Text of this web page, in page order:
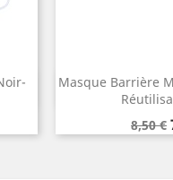
Masque Barrière
Prix
de
8,50 €
